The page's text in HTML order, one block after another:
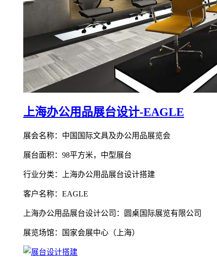
上海办公用品展台设计-EAGLE
展会名称：中国国际文具及办公用品展览会
展台面积：98平方米，中型展台
行业分类：上海办公用品展台设计搭建
客户名称：EAGLE
上海办公用品展台设计公司：圆桌国际展览有限公司
展览场馆：国家会展中心（上海）